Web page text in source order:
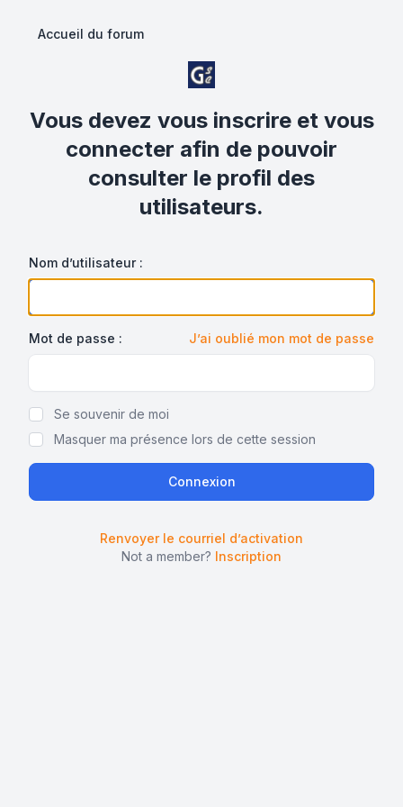
Accueil du forum
Vous devez vous inscrire et vous
connecter afin de pouvoir
consulter le profil des
utilisateurs.
Nom d’utilisateur :
Mot de passe : J’ai oublié mon mot de passe
Se souvenir de moi
Masquer ma présence lors de cette session
Renvoyer le courriel d’activation
Not a member? Inscription